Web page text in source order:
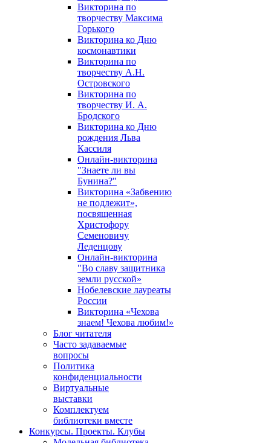
Викторина по
творчеству Максима
Горького
Викторина ко Дню
космонавтики
Викторина по
творчеству А.Н.
Островского
Викторина по
творчеству И. А.
Бродского
Викторина ко Дню
рождения Льва
Кассиля
Онлайн-викторина
"Знаете ли вы
Бунина?"
Викторина «Забвению
не подлежит»,
посвященная
Христофору
Семеновичу
Леденцову
Онлайн-викторина
"Во славу защитника
земли русской»
Нобелевские лауреаты
России
Викторина «Чехова
знаем! Чехова любим!»
Блог читателя
Часто задаваемые
вопросы
Политика
конфиденциальности
Виртуальные
выставки
Комплектуем
библиотеки вместе
Конкурсы. Проекты. Клубы